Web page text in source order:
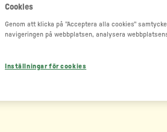
Cookies
Genom att klicka på "Acceptera alla cookies"
navigeringen på webbplatsen, analysera
Inställningar för cookies